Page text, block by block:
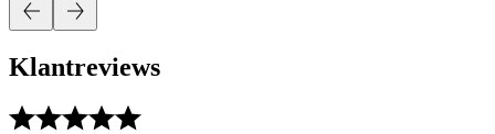
Klantreviews